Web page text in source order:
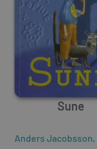
Sune
Anders Jacobsson,